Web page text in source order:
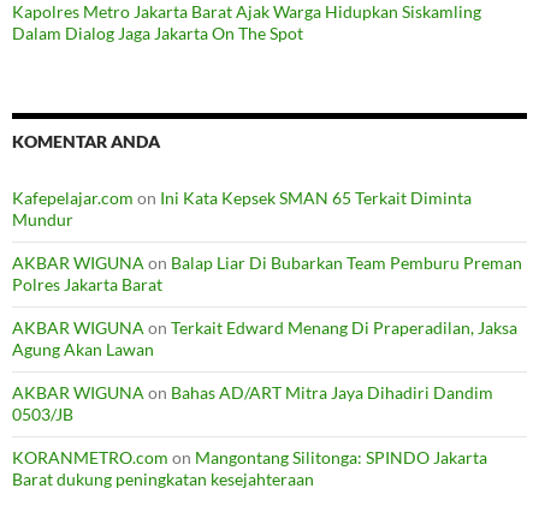
Kapolres Metro Jakarta Barat Ajak Warga Hidupkan Siskamling
Dalam Dialog Jaga Jakarta On The Spot
KOMENTAR ANDA
Kafepelajar.com on Ini Kata Kepsek SMAN 65 Terkait Diminta
Mundur
AKBAR WIGUNA on Balap Liar Di Bubarkan Team Pemburu Preman
Polres Jakarta Barat
AKBAR WIGUNA on Terkait Edward Menang Di Praperadilan, Jaksa
Agung Akan Lawan
AKBAR WIGUNA on Bahas AD/ART Mitra Jaya Dihadiri Dandim
0503/JB
KORANMETRO.com on Mangontang Silitonga: SPINDO Jakarta
Barat dukung peningkatan kesejahteraan